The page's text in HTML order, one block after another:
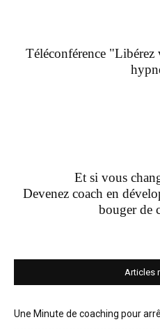
Téléconférence "Libérez
Et si vous
Devenez coach en
bouger de
Articles
Une Minute de coaching pour